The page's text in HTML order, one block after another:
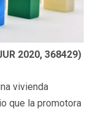
2020, 368429)
vivienda
que la promotora